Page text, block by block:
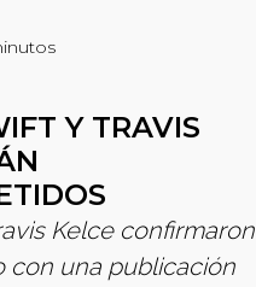
Y TRAVIS
Kelce confirmaron
con una publicación